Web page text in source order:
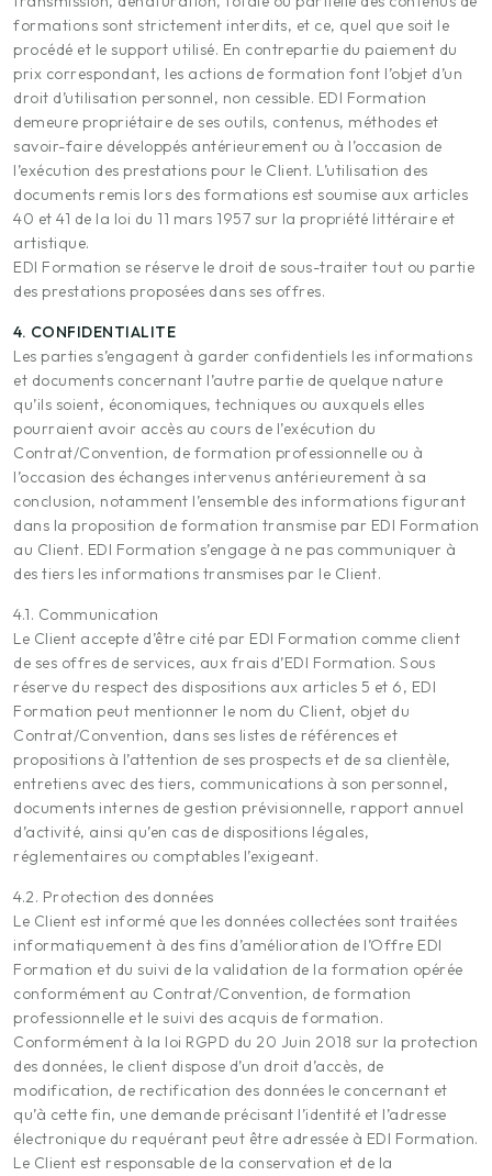
formations sont strictement interdits, et ce, quel que soit le
procédé et le support utilisé. En contrepartie du paiement du
prix correspondant, les actions de formation font l’objet d’un
droit d’utilisation personnel, non cessible. EDI Formation
demeure propriétaire de ses outils, contenus, méthodes et
savoir-faire développés antérieurement ou à l’occasion de
l’exécution des prestations pour le Client. L’utilisation des
documents remis lors des formations est soumise aux articles
40 et 41 de la loi du 11 mars 1957 sur la propriété littéraire et
artistique.
EDI Formation se réserve le droit de sous-traiter tout ou partie
des prestations proposées dans ses offres.
4. CONFIDENTIALITE
Les parties s’engagent à garder confidentiels les informations
et documents concernant l’autre partie de quelque nature
qu’ils soient, économiques, techniques ou auxquels elles
pourraient avoir accès au cours de l’exécution du
Contrat/Convention, de formation professionnelle ou à
l’occasion des échanges intervenus antérieurement à sa
conclusion, notamment l’ensemble des informations figurant
dans la proposition de formation transmise par EDI Formation
au Client. EDI Formation s’engage à ne pas communiquer à
des tiers les informations transmises par le Client.
4.1. Communication
Le Client accepte d’être cité par EDI Formation comme client
de ses offres de services, aux frais d’EDI Formation. Sous
réserve du respect des dispositions aux articles 5 et 6, EDI
Formation peut mentionner le nom du Client, objet du
Contrat/Convention, dans ses listes de références et
propositions à l’attention de ses prospects et de sa clientèle,
entretiens avec des tiers, communications à son personnel,
documents internes de gestion prévisionnelle, rapport annuel
d’activité, ainsi qu’en cas de dispositions légales,
réglementaires ou comptables l’exigeant.
4.2. Protection des données
Le Client est informé que les données collectées sont traitées
informatiquement à des fins d’amélioration de l’Offre EDI
Formation et du suivi de la validation de la formation opérée
conformément au Contrat/Convention, de formation
professionnelle et le suivi des acquis de formation.
Conformément à la loi RGPD du 20 Juin 2018 sur la protection
des données, le client dispose d’un droit d’accès, de
modification, de rectification des données le concernant et
qu’à cette fin, une demande précisant l’identité et l’adresse
électronique du requérant peut être adressée à EDI Formation.
Le Client est responsable de la conservation et de la